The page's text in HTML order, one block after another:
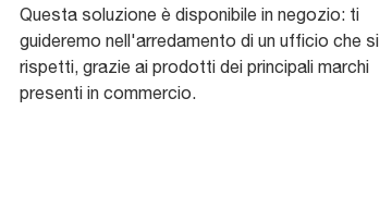
Questa soluzione è disponibile in negozio: ti
guideremo nell'arredamento di un ufficio che si
rispetti, grazie ai prodotti dei principali marchi
presenti in commercio.